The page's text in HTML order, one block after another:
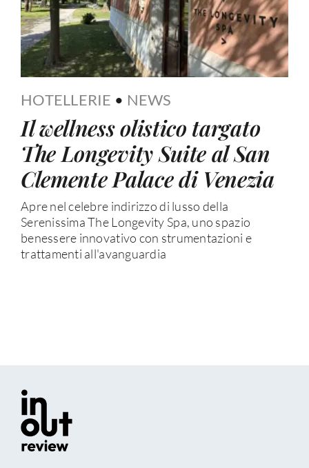
HOTELLERIE • NEWS
Il wellness olistico targato
The Longevity Suite al San
Clemente Palace di Venezia
Apre nel celebre indirizzo di lusso della
Serenissima The Longevity Spa, uno spazio
benessere innovativo con strumentazioni e
trattamenti all'avanguardia